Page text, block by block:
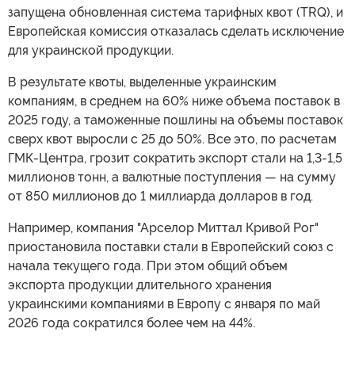
запущена обновленная система тарифных квот (TRQ), и
Европейская комиссия отказалась сделать исключение
для украинской продукции.
В результате квоты, выделенные украинским
компаниям, в среднем на 60% ниже объема поставок в
2025 году, а таможенные пошлины на объемы поставок
сверх квот выросли с 25 до 50%. Все это, по расчетам
ГМК-Центра, грозит сократить экспорт стали на 1,3-1,5
миллионов тонн, а валютные поступления — на сумму
от 850 миллионов до 1 миллиарда долларов в год.
Например, компания "Арселор Миттал Кривой Рог"
приостановила поставки стали в Европейский союз с
начала текущего года. При этом общий объем
экспорта продукции длительного хранения
украинскими компаниями в Европу с января по май
2026 года сократился более чем на 44%.